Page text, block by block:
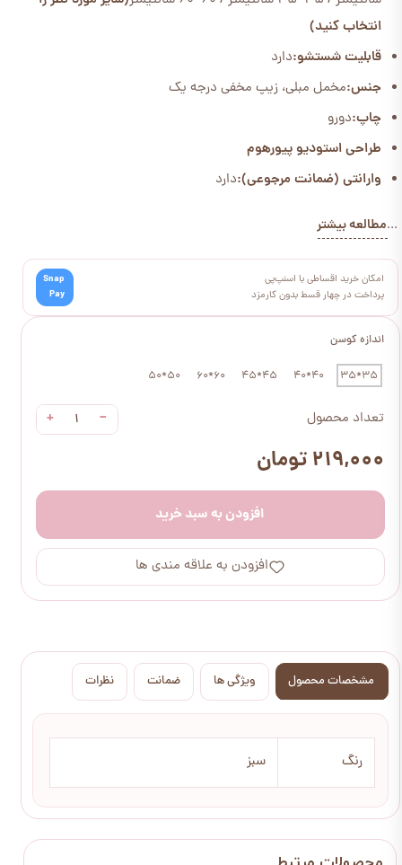
اندازه کوسن
35*35
40*40
45*45
60*60
50*50
تعداد محصول −
+
۲۱۹,۰۰۰ تومان
افزودن به سبد خرید
افزودن به علاقه مندی ها
انتخاب کنید)
قابلیت شستشو:دارد
جنس:مخمل مبلی، زیپ مخفی درجه یک
چاپ:دورو
طراحی استودیو پیورهوم
وارانتی (ضمانت مرجوعی):دارد
...مطالعه بیشتر
امکان خرید اقساطی با اسنپ‌پی
پرداخت در چهار قسط بدون کارمزد
Snap
Pay
مشخصات محصول ویژگی ها ضمانت نظرات
رنگ سبز